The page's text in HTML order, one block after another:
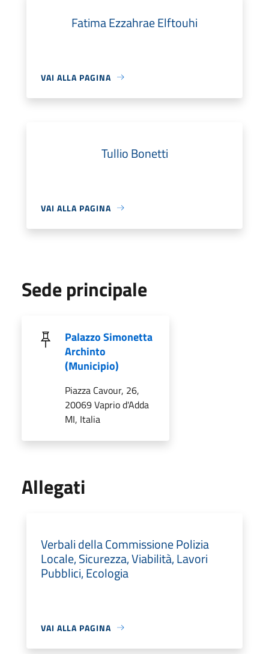
Fatima Ezzahrae Elftouhi
VAI ALLA PAGINA
Tullio Bonetti
VAI ALLA PAGINA
Sede principale
Palazzo Simonetta
Archinto
(Municipio)
Piazza Cavour, 26,
20069 Vaprio d'Adda
MI, Italia
Allegati
Verbali della Commissione Polizia
Locale, Sicurezza, Viabilità, Lavori
Pubblici, Ecologia
VAI ALLA PAGINA